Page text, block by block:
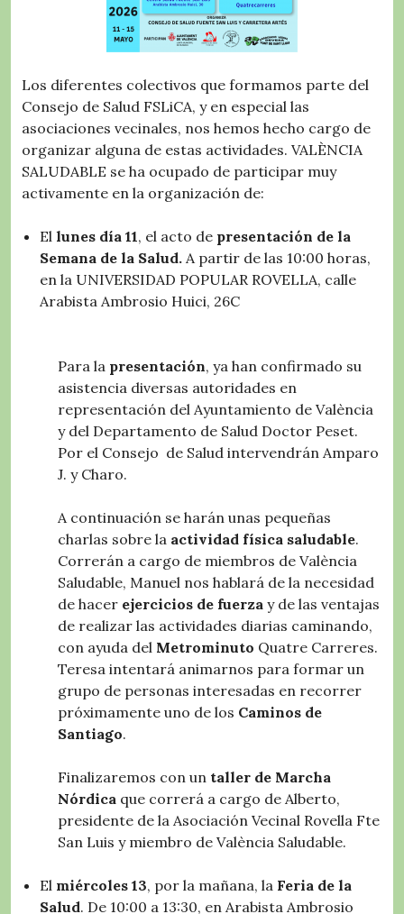
Los diferentes colectivos que formamos parte del
Consejo de Salud FSLiCA, y en especial las
asociaciones vecinales, nos hemos hecho cargo de
organizar alguna de estas actividades. VALÈNCIA
SALUDABLE se ha ocupado de participar muy
activamente en la organización de:
El lunes día 11, el acto de presentación de la
Semana de la Salud. A partir de las 10:00 horas,
en la UNIVERSIDAD POPULAR ROVELLA, calle
Arabista Ambrosio Huici, 26C
Para la presentación, ya han confirmado su
asistencia diversas autoridades en
representación del Ayuntamiento de València
y del Departamento de Salud Doctor Peset.
Por el Consejo de Salud intervendrán Amparo
J. y Charo.
A continuación se harán unas pequeñas
charlas sobre la actividad física saludable.
Correrán a cargo de miembros de València
Saludable, Manuel nos hablará de la necesidad
de hacer ejercicios de fuerza y de las ventajas
de realizar las actividades diarias caminando,
con ayuda del Metrominuto Quatre Carreres.
Teresa intentará animarnos para formar un
grupo de personas interesadas en recorrer
próximamente uno de los Caminos de
Santiago.
Finalizaremos con un taller de Marcha
Nórdica que correrá a cargo de Alberto,
presidente de la Asociación Vecinal Rovella Fte
San Luis y miembro de València Saludable.
El miércoles 13, por la mañana, la Feria de la
Salud. De 10:00 a 13:30, en Arabista Ambrosio